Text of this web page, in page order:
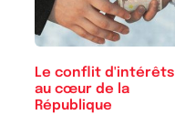
Le conflit d'intérêts
au cœur de la
République